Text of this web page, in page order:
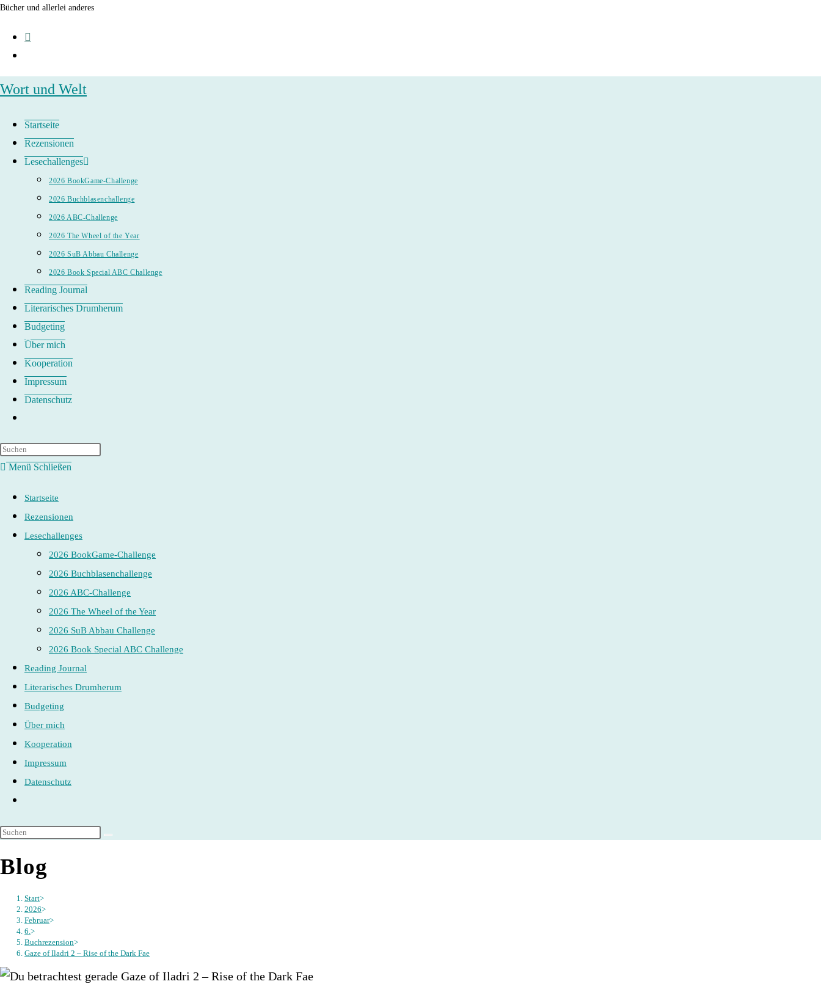
Zum
springen
Bücher und allerlei anderes
Wort und Welt
Startseite
Rezensionen
Lesechallenges
2026 BookGame-Challenge
2026 Buchblasenchallenge
2026 ABC-Challenge
2026 The Wheel of the Year
2026 SuB Abbau Challenge
2026 Book Special ABC Challenge
Reading Journal
Literarisches Drumherum
Budgeting
Über mich
Kooperation
Impressum
Datenschutz
umschalten
Menü Schließen
Startseite
Rezensionen
Lesechallenges
2026 BookGame-Challenge
2026 Buchblasenchallenge
2026 ABC-Challenge
2026 The Wheel of the Year
2026 SuB Abbau Challenge
2026 Book Special ABC Challenge
Reading Journal
Literarisches Drumherum
Budgeting
Über mich
Kooperation
Impressum
Datenschutz
umschalten
Blog
Start>
2026>
Februar>
6. >
Buchrezension>
Gaze of Iladri 2 – Rise of the Dark Fae